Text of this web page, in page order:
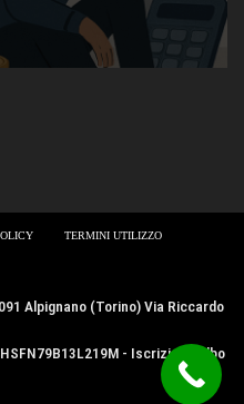
TERMINI UTILIZZO
Alpignano (Torino) Via Riccardo
- Iscrizione Albo